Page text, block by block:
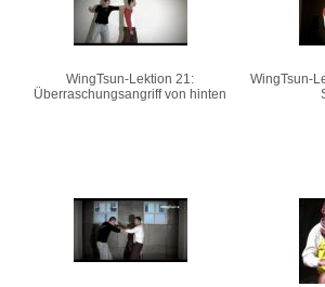
WingTsun-Lektion 21:
Überraschungsangriff von hinten
WingTsun-